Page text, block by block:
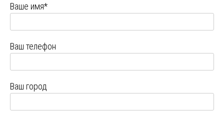
Ваше имя*
Ваш телефон
Ваш город